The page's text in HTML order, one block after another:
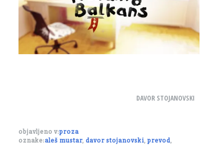
DAVOR STOJANOVSKI
objavljeno v:proza
oznake:aleš mustar, davor stojanovski, prevod,